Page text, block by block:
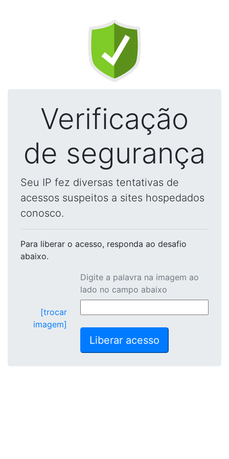
Verificação
de segurança
Seu IP fez diversas tentativas de
acessos suspeitos a sites hospedados
conosco.
Para liberar o acesso, responda ao desafio
abaixo.
[trocar
imagem]
Digite a palavra na imagem ao
lado no campo abaixo